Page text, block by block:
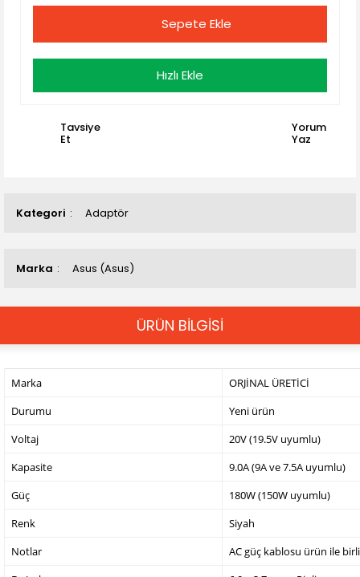
Kategori Adaptör
Marka Asus (Asus)
Sepete Ekle
Hızlı Ekle
Tavsiye
Et
Yorum
Yaz
ÜRÜN BİLGİSİ
Marka
ORJİNAL ÜRETİCİ
Durumu
Yeni ürün
Voltaj
20V (19.5V uyumlu)
Kapasite
9.0A (9A ve 7.5A uyumlu)
Güç
180W (150W uyumlu)
Renk
Siyah
Notlar
AC güç kablosu ürün ile